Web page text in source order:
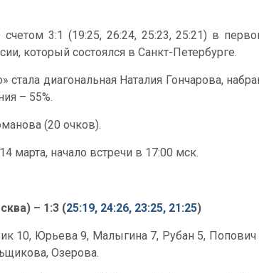
3:1 (19:25, 26:24, 25:23, 25:21) в
который состоялся в Санкт-Петербурге.
диагональная Наталия Гончарова,
– 55%.
(20 очков).
марта, начало встречи в 17:00 мск.
– 1:3 (25:19, 24:26, 23:25, 21:25)
10, Юрьева 9, Малыгина 7, Рубан 5, Попович
Озерова.